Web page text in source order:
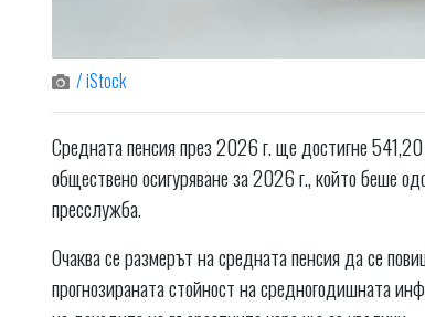
/ iStock
Средната пенсия през 2026 г. ще достигне
обществено осигуряване за 2026 г., който беше
пресслужба.
Очаква се размерът на средната пенсия да се
прогнозираната стойност на средногодишната